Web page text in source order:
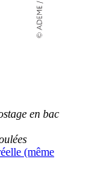
en bac
(même